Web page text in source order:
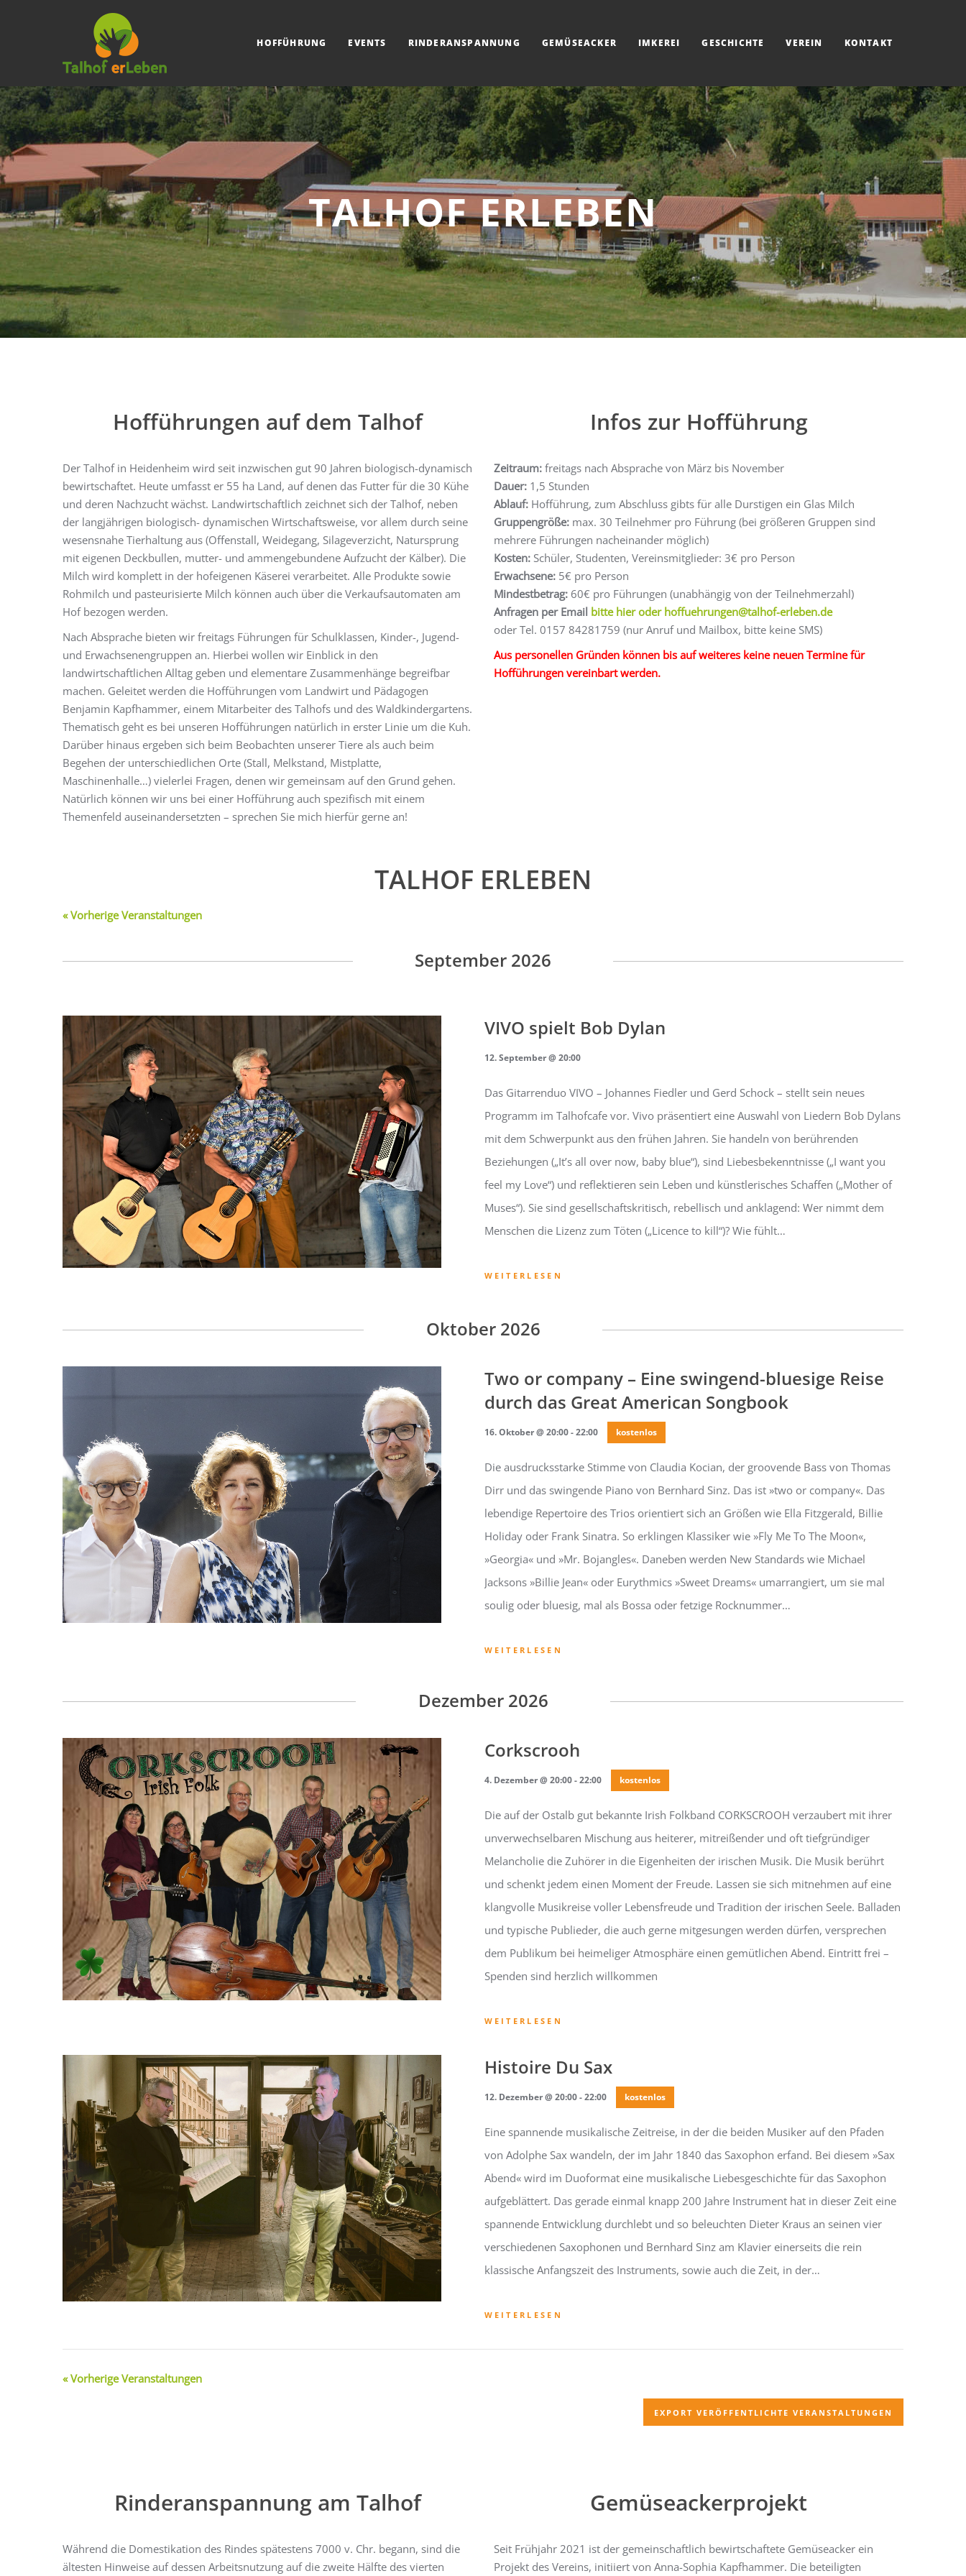
HOFFÜHRUNG EVENTS RINDERANSPANNUNG GEMÜSEACKER IMKEREI GESCHICHTE VEREIN KONTAKT
TALHOF ERLEBEN
Hofführungen auf dem Talhof
Der Talhof in Heidenheim wird seit inzwischen gut 90 Jahren biologisch-dynamisch
bewirtschaftet. Heute umfasst er 55 ha Land, auf denen das Futter für die 30 Kühe
und deren Nachzucht wächst. Landwirtschaftlich zeichnet sich der Talhof, neben
der langjährigen biologisch- dynamischen Wirtschaftsweise, vor allem durch seine
wesensnahe Tierhaltung aus (Offenstall, Weidegang, Silageverzicht, Natursprung
mit eigenen Deckbullen, mutter- und ammengebundene Aufzucht der Kälber). Die
Milch wird komplett in der hofeigenen Käserei verarbeitet. Alle Produkte sowie
Rohmilch und pasteurisierte Milch können auch über die Verkaufsautomaten am
Hof bezogen werden.
Nach Absprache bieten wir freitags Führungen für Schulklassen, Kinder-, Jugend-
und Erwachsenengruppen an. Hierbei wollen wir Einblick in den
landwirtschaftlichen Alltag geben und elementare Zusammenhänge begreifbar
machen. Geleitet werden die Hofführungen vom Landwirt und Pädagogen
Benjamin Kapfhammer, einem Mitarbeiter des Talhofs und des Waldkindergartens.
Thematisch geht es bei unseren Hofführungen natürlich in erster Linie um die Kuh.
Darüber hinaus ergeben sich beim Beobachten unserer Tiere als auch beim
Begehen der unterschiedlichen Orte (Stall, Melkstand, Mistplatte,
Maschinenhalle…) vielerlei Fragen, denen wir gemeinsam auf den Grund gehen.
Natürlich können wir uns bei einer Hofführung auch spezifisch mit einem
Themenfeld auseinandersetzten – sprechen Sie mich hierfür gerne an!
Infos zur Hofführung
Zeitraum: freitags nach Absprache von März bis November
Dauer: 1,5 Stunden
Ablauf: Hofführung, zum Abschluss gibts für alle Durstigen ein Glas Milch
Gruppengröße: max. 30 Teilnehmer pro Führung (bei größeren Gruppen sind
mehrere Führungen nacheinander möglich)
Kosten: Schüler, Studenten, Vereinsmitglieder: 3€ pro Person
Erwachsene: 5€ pro Person
Mindestbetrag: 60€ pro Führungen (unabhängig von der Teilnehmerzahl)
Anfragen per Email bitte hier oder hoffuehrungen@talhof-erleben.de
oder Tel. 0157 84281759 (nur Anruf und Mailbox, bitte keine SMS)
Aus personellen Gründen können bis auf weiteres keine neuen Termine für
Hofführungen vereinbart werden.
TALHOF ERLEBEN
«Vorherige Veranstaltungen
September 2026
VIVO spielt Bob Dylan
12. September @ 20:00
Das Gitarrenduo VIVO – Johannes Fiedler und Gerd Schock – stellt sein neues
Programm im Talhofcafe vor. Vivo präsentiert eine Auswahl von Liedern Bob Dylans
mit dem Schwerpunkt aus den frühen Jahren. Sie handeln von berührenden
Beziehungen („It’s all over now, baby blue“), sind Liebesbekenntnisse („I want you
feel my Love“) und reflektieren sein Leben und künstlerisches Schaffen („Mother of
Muses“). Sie sind gesellschaftskritisch, rebellisch und anklagend: Wer nimmt dem
Menschen die Lizenz zum Töten („Licence to kill“)? Wie fühlt…
WEITERLESEN
Oktober 2026
Two or company – Eine swingend-bluesige Reise
durch das Great American Songbook
16. Oktober @ 20:00-22:00 kostenlos
Die ausdrucksstarke Stimme von Claudia Kocian, der groovende Bass von Thomas
Dirr und das swingende Piano von Bernhard Sinz. Das ist »two or company«. Das
lebendige Repertoire des Trios orientiert sich an Größen wie Ella Fitzgerald, Billie
Holiday oder Frank Sinatra. So erklingen Klassiker wie »Fly Me To The Moon«,
»Georgia« und »Mr. Bojangles«. Daneben werden New Standards wie Michael
Jacksons »Billie Jean« oder Eurythmics »Sweet Dreams« umarrangiert, um sie mal
soulig oder bluesig, mal als Bossa oder fetzige Rocknummer…
WEITERLESEN
Dezember 2026
Corkscrooh
4. Dezember @ 20:00-22:00 kostenlos
Die auf der Ostalb gut bekannte Irish Folkband CORKSCROOH verzaubert mit ihrer
unverwechselbaren Mischung aus heiterer, mitreißender und oft tiefgründiger
Melancholie die Zuhörer in die Eigenheiten der irischen Musik. Die Musik berührt
und schenkt jedem einen Moment der Freude. Lassen sie sich mitnehmen auf eine
klangvolle Musikreise voller Lebensfreude und Tradition der irischen Seele. Balladen
und typische Publieder, die auch gerne mitgesungen werden dürfen, versprechen
dem Publikum bei heimeliger Atmosphäre einen gemütlichen Abend. Eintritt frei –
Spenden sind herzlich willkommen
WEITERLESEN
Histoire Du Sax
12. Dezember @ 20:00-22:00 kostenlos
Eine spannende musikalische Zeitreise, in der die beiden Musiker auf den Pfaden
von Adolphe Sax wandeln, der im Jahr 1840 das Saxophon erfand. Bei diesem »Sax
Abend« wird im Duoformat eine musikalische Liebesgeschichte für das Saxophon
aufgeblättert. Das gerade einmal knapp 200 Jahre Instrument hat in dieser Zeit eine
spannende Entwicklung durchlebt und so beleuchten Dieter Kraus an seinen vier
verschiedenen Saxophonen und Bernhard Sinz am Klavier einerseits die rein
klassische Anfangszeit des Instruments, sowie auch die Zeit, in der…
WEITERLESEN
«Vorherige Veranstaltungen
EXPORT VERÖFFENTLICHTE VERANSTALTUNGEN
Rinderanspannung am Talhof
Während die Domestikation des Rindes spätestens 7000 v. Chr. begann, sind die
ältesten Hinweise auf dessen Arbeitsnutzung auf die zweite Hälfte des vierten
Gemüseackerprojekt
Seit Frühjahr 2021 ist der gemeinschaftlich bewirtschaftete Gemüseacker ein
Projekt des Vereins, initiiert von Anna-Sophia Kapfhammer. Die beteiligten